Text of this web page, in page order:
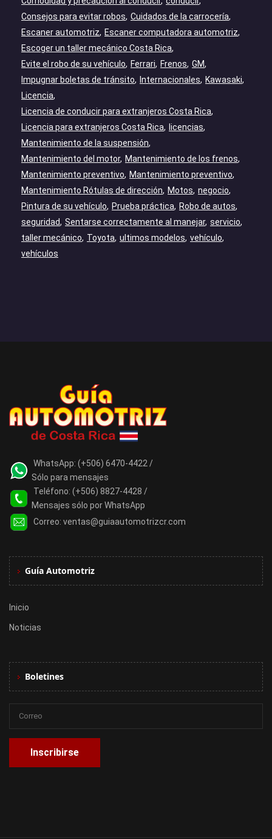
Consejos para evitar robos Cuidados de la carrocería
Escaner automotriz
Escaner computadora automotriz
Escoger un taller mecánico Costa Rica
Evite el robo de su vehículo
Ferrari Frenos GM
Impugnar boletas de tránsito
Internacionales
Kawasaki
Licencia
Licencia de conducir para extranjeros Costa Rica
Licencia para extranjeros Costa Rica
licencias
Mantenimiento de la suspensión
Mantenimiento del motor
Mantenimiento de los frenos
Mantenimiento preventivo
Mantenimiento preventivo
Mantenimiento Rótulas de dirección
Motos negocio
Pintura de su vehículo
Prueba práctica
Robo de autos
seguridad
Sentarse correctamente al manejar servicio
taller mecánico
Toyota ultimos modelos vehículo
vehículos
WhatsApp: (+506) 6470-4422 /
Sólo para mensajes
Teléfono: (+506) 8827-4428 /
Mensajes sólo por WhatsApp
Correo: ventas@guiaautomotrizcr.com
Guía Automotriz
Inicio
Noticias
Boletines